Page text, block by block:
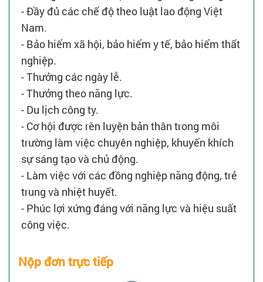
- Đầy đủ các chế độ theo luật lao động Việt
Nam.
- Bảo hiểm xã hội, bảo hiểm y tế, bảo hiểm thất
nghiệp.
- Thưởng các ngày lễ.
- Thưởng theo năng lực.
- Du lịch công ty.
- Cơ hội được rèn luyện bản thân trong môi
trường làm việc chuyên nghiệp, khuyến khích
sự sáng tạo và chủ động.
- Làm việc với các đồng nghiệp năng động, trẻ
trung và nhiệt huyết.
- Phúc lợi xứng đáng với năng lực và hiệu suất
công việc.
Nộp đơn trực tiếp